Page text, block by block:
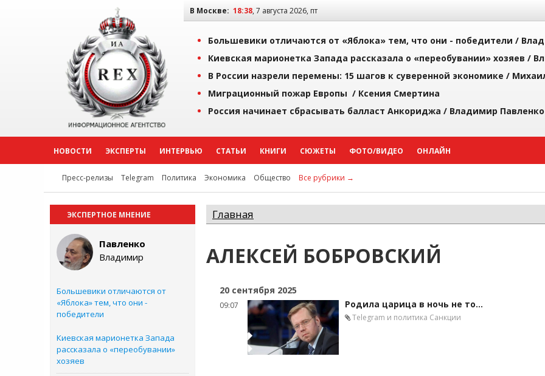
В Москве: 18:38, 7 августа 2026, пт
Большевики отличаются от «Яблока» тем, что они - победители /
Киевская марионетка Запада рассказала о «переобувании» хозяев /
В России назрели перемены: 15 шагов к суверенной экономике /
Миграционный пожар Европы / Ксения Смертина
Россия начинает сбрасывать балласт Анкориджа / Владимир Павленко
НОВОСТИ ЭКСПЕРТЫ ИНТЕРВЬЮ СТАТЬИ КНИГИ СЮЖЕТЫ ФОТО/ВИДЕО ОНЛАЙН
Пресс-релизы Telegram Политика Экономика Общество Все рубрики →
ЭКСПЕРТНОЕ МНЕНИЕ
Павленко
Владимир
Большевики отличаются от
«Яблока» тем, что они -
победители
Киевская марионетка Запада
рассказала о «переобувании»
хозяев
Главная
АЛЕКСЕЙ БОБРОВСКИЙ
20 сентября 2025
09:07 Родила царица в ночь не то…
Telegram и политика Санкции